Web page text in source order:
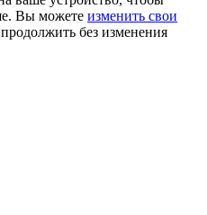
Вы можете изменить свои
без изменения